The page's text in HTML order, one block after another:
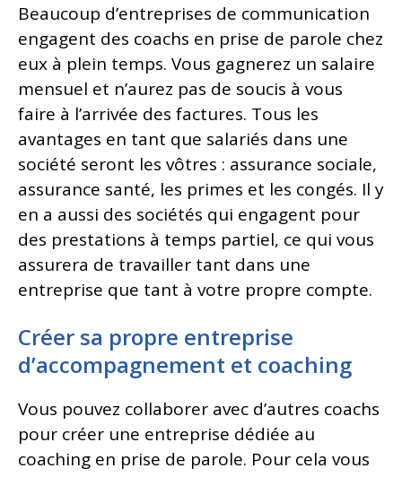
Beaucoup d’entreprises de communication
engagent des coachs en prise de parole chez
eux à plein temps. Vous gagnerez un salaire
mensuel et n’aurez pas de soucis à vous
faire à l’arrivée des factures. Tous les
avantages en tant que salariés dans une
société seront les vôtres : assurance sociale,
assurance santé, les primes et les congés. Il y
en a aussi des sociétés qui engagent pour
des prestations à temps partiel, ce qui vous
assurera de travailler tant dans une
entreprise que tant à votre propre compte.
Créer sa propre entreprise
d’accompagnement et coaching
Vous pouvez collaborer avec d’autres coachs
pour créer une entreprise dédiée au
coaching en prise de parole. Pour cela vous